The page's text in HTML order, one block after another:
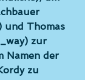
und Thomas
zur
Namen der
zu